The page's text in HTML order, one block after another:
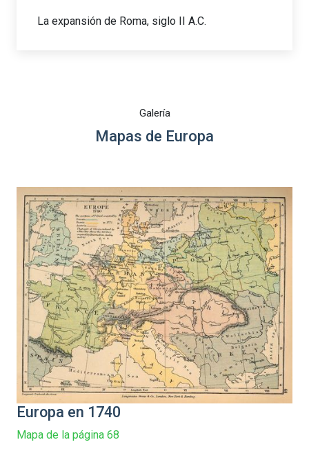
La expansión de Roma, siglo II A.C.
Galería
Mapas de Europa
Europa en 1740
Mapa de la página 68